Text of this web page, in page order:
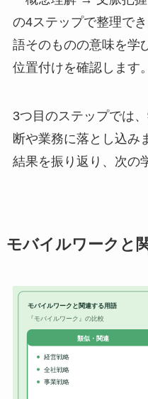
の4ステップで整理で
語そのものの意味を学
位置付けを確認します。
3つ目のステップでは
断や業務に落とし込み
結果を振り返り、次の
モバイルワークと
モバイルワークと関連する用語
『モバイルワーク』の比較
類似・関連
経営戦略
全社戦略
事業戦略